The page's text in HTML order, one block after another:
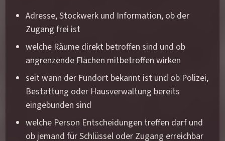
Adresse, Stockwerk und Information, ob der
Zugang frei ist
welche Räume direkt betroffen sind und ob
angrenzende Flächen mitbetroffen wirken
seit wann der Fundort bekannt ist und ob Polizei,
Bestattung oder Hausverwaltung bereits
eingebunden sind
welche Person Entscheidungen treffen darf und
ob jemand für Schlüssel oder Zugang erreichbar